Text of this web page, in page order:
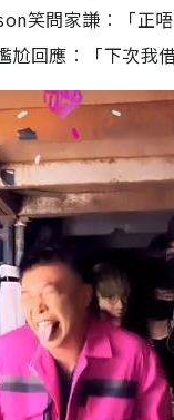
笑問家謙︰「正
尬回應︰「下次我